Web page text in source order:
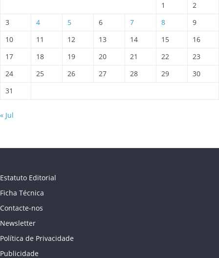
1
2
3
4 5 6 7 8
9
10
11 12 13 14 15
16
17
18 19 20 21 22
23
24
25 26 27 28 29
30
31
« Jul
Estatuto Editorial
Ficha Técnica
Contacte-nos
Newsletter
Política de Privacidade
Publicidade